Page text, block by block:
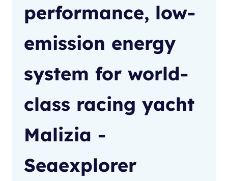
performance, low-
emission energy
system for world-
class racing yacht
Malizia -
Seaexplorer